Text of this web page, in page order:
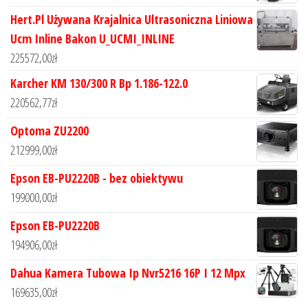
Hert.Pl Używana Krajalnica Ultrasoniczna Liniowa
Ucm Inline Bakon U_UCMI_INLINE
225572,00zł
Karcher KM 130/300 R Bp 1.186-122.0
220562,77zł
Optoma ZU2200
212999,00zł
Epson EB-PU2220B - bez obiektywu
199000,00zł
Epson EB-PU2220B
194906,00zł
Dahua Kamera Tubowa Ip Nvr5216 16P I 12 Mpx
169635,00zł